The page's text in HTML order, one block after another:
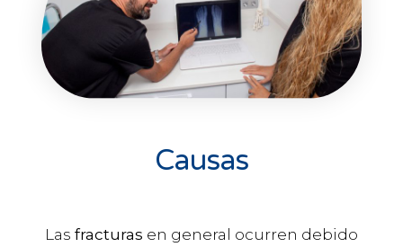
Causas
Las fracturas en general ocurren debido